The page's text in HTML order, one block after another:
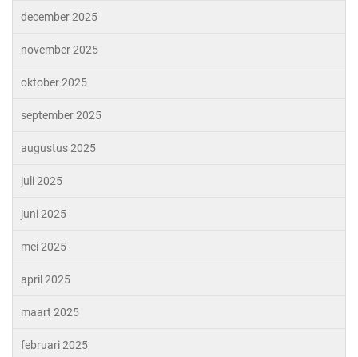
december 2025
november 2025
oktober 2025
september 2025
augustus 2025
juli 2025
juni 2025
mei 2025
april 2025
maart 2025
februari 2025